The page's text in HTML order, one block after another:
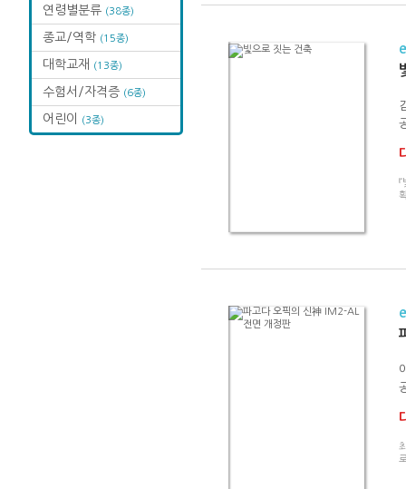
연령별분류 (38종)
종교/역학 (15종)
대학교재 (13종)
수험서/자격증 (6종)
어린이 (3종)